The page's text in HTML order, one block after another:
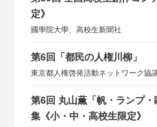
定》
國學院大學、高校生新聞社
第6回「都民の人権川柳」
東京都人権啓発活動ネットワーク協
第6回 丸山薫「帆・ランプ
集《小・中・高校生限定》